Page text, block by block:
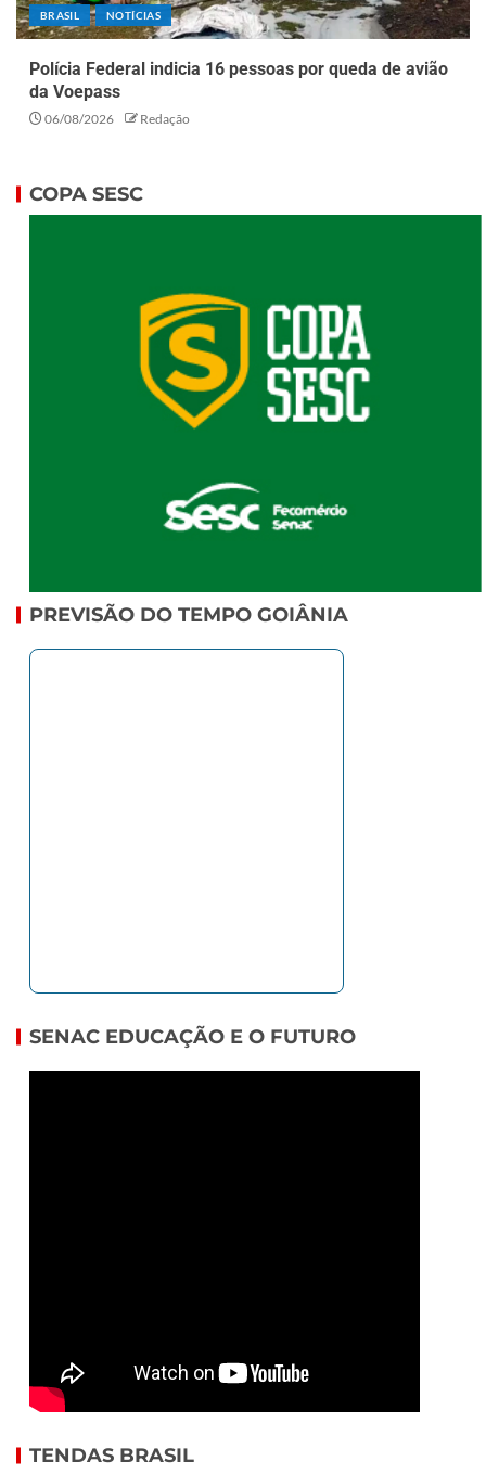
BRASIL NOTÍCIAS
Polícia Federal indicia 16 pessoas por queda de avião
da Voepass
06/08/2026 Redação
COPA SESC
PREVISÃO DO TEMPO GOIÂNIA
SENAC EDUCAÇÃO E O FUTURO
TENDAS BRASIL